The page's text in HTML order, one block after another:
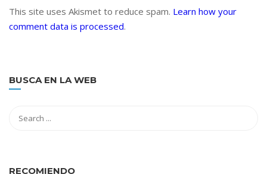
This site uses Akismet to reduce spam. Learn how your
comment data is processed.
BUSCA EN LA WEB
RECOMIENDO